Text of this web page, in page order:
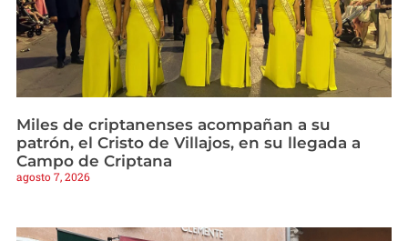
Miles de criptanenses acompañan a su
patrón, el Cristo de Villajos, en su llegada a
Campo de Criptana
agosto 7, 2026